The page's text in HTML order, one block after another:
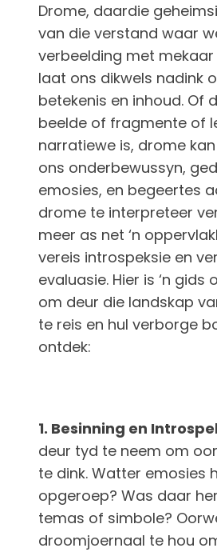
Drome, daardie
van die verstand waar
verbeelding met mekaar
laat ons dikwels nadink
betekenis en inhoud. Of
beelde of fragmente of
narratiewe is, drome
ons onderbewussyn,
emosies, en begeertes
drome te interpreteer
meer as net ‘n
vereis introspeksie en
evaluasie. Hier is ‘n gids
om deur die landskap
te reis en hul verborge
ontdek:
1. Besinning en
deur tyd te neem om
te dink. Watter emosies
opgeroep? Was daar
temas of simbole?
droomjoernaal te hou